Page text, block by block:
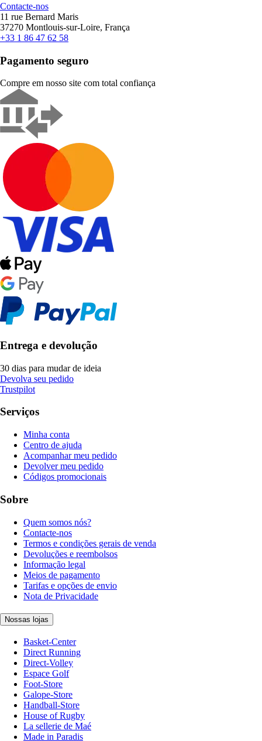
Contacte-nos
11 rue Bernard Maris
37270 Montlouis-sur-Loire, França
+33 1 86 47 62 58
Pagamento seguro
Compre em nosso site com total confiança
Entrega e devolução
30 dias para mudar de ideia
Devolva seu pedido
Trustpilot
Serviços
Minha conta
Centro de ajuda
Acompanhar meu pedido
Devolver meu pedido
Códigos promocionais
Sobre
Quem somos nós?
Contacte-nos
Termos e condições gerais de venda
Devoluções e reembolsos
Informação legal
Meios de pagamento
Tarifas e opções de envio
Nota de Privacidade
Nossas lojas
Basket-Center
Direct Running
Direct-Volley
Espace Golf
Foot-Store
Galope-Store
Handball-Store
House of Rugby
La sellerie de Maé
Made in Paradis